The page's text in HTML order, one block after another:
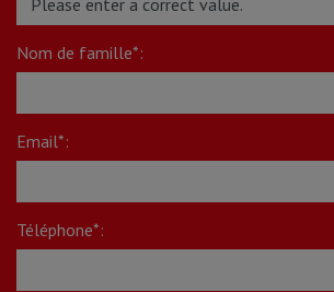
Nom de famille*:
Email*:
Téléphone*: